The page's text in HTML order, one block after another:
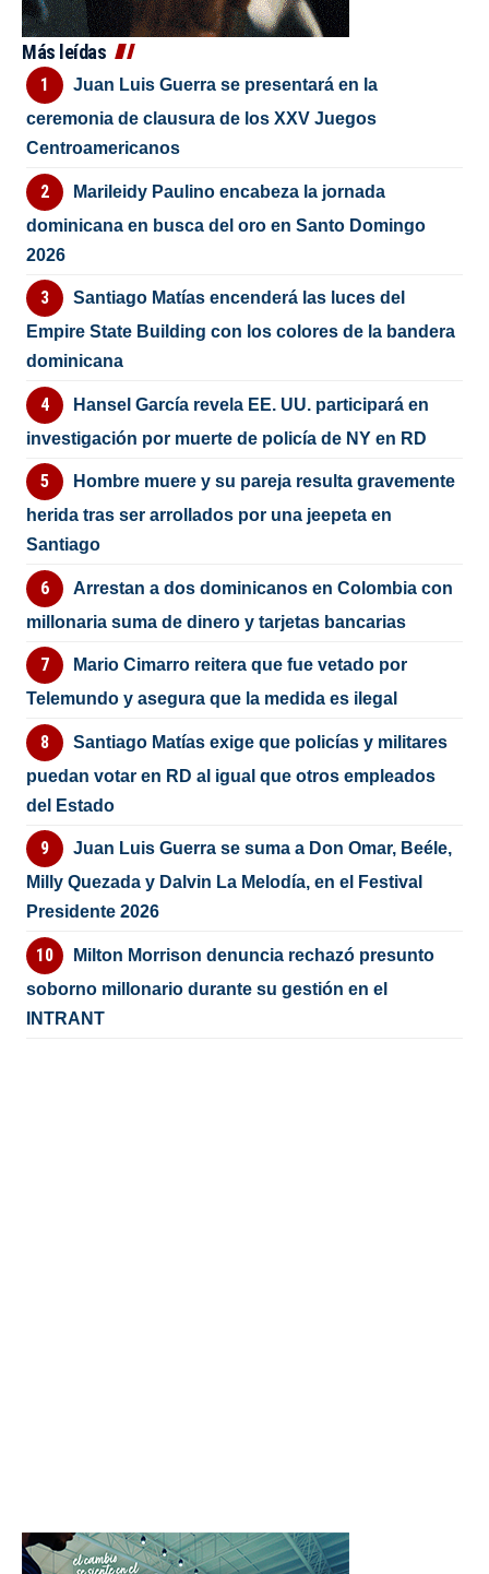
Más leídas
Juan Luis Guerra se presentará en la
ceremonia de clausura de los XXV Juegos
Centroamericanos
Marileidy Paulino encabeza la jornada
dominicana en busca del oro en Santo Domingo
2026
Santiago Matías encenderá las luces del
Empire State Building con los colores de la bandera
dominicana
Hansel García revela EE. UU. participará en
investigación por muerte de policía de NY en RD
Hombre muere y su pareja resulta gravemente
herida tras ser arrollados por una jeepeta en
Santiago
Arrestan a dos dominicanos en Colombia con
millonaria suma de dinero y tarjetas bancarias
Mario Cimarro reitera que fue vetado por
Telemundo y asegura que la medida es ilegal
Santiago Matías exige que policías y militares
puedan votar en RD al igual que otros empleados
del Estado
Juan Luis Guerra se suma a Don Omar, Beéle,
Milly Quezada y Dalvin La Melodía, en el Festival
Presidente 2026
Milton Morrison denuncia rechazó presunto
soborno millonario durante su gestión en el
INTRANT